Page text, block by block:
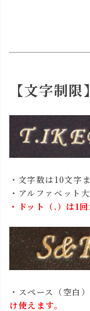
【文字制限】
・文字数は10文字
・アルファベット
・ドット（.）は1回
・スペース（空
け使えます。